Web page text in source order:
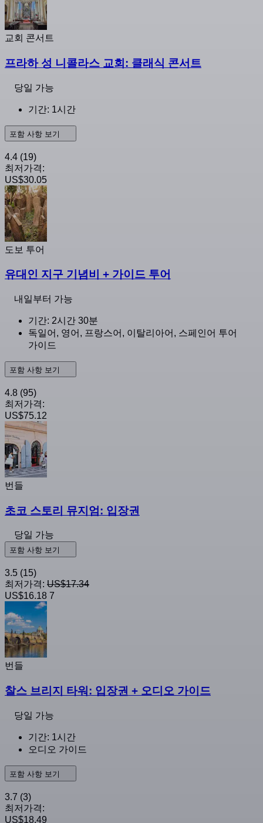
교회 콘서트
프라하 성 니콜라스 교회: 클래식 콘서트
당일 가능
기간: 1시간
포함 사항 보기
4.4 (19)
최저가격:
US$30.05
도보 투어
유대인 지구 기념비 + 가이드 투어
내일부터 가능
기간: 2시간 30분
독일어, 영어, 프랑스어, 이탈리아어, 스페인어 투어
가이드
포함 사항 보기
4.8 (95)
최저가격:
US$75.12
번들
초코 스토리 뮤지엄: 입장권
당일 가능
포함 사항 보기
3.5 (15)
최저가격: US$17.34
US$16.18 7
번들
찰스 브리지 타워: 입장권 + 오디오 가이드
당일 가능
기간: 1시간
오디오 가이드
포함 사항 보기
3.7 (3)
최저가격:
US$18.49